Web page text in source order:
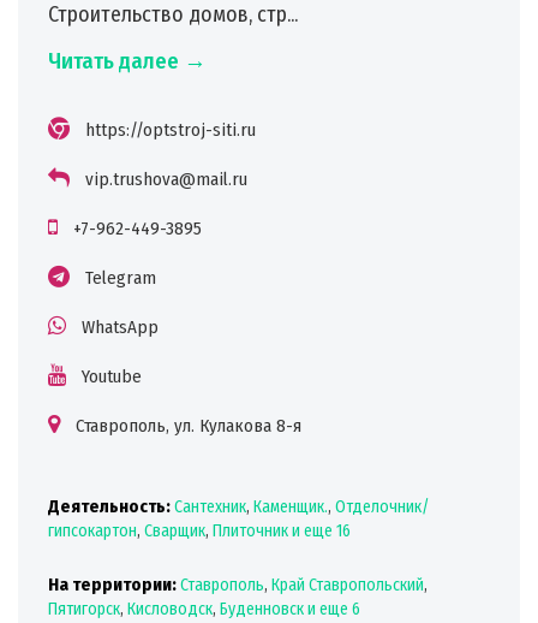
Строительство домов, стр...
Читать далее →
https://optstroj-siti.ru
vip.trushova@mail.ru
+7-962-449-3895
Telegram
WhatsApp
Youtube
Ставрополь, ул. Кулакова 8-я
Деятельность:Сантехник, Каменщик., Отделочник/
гипсокартон, Сварщик, Плиточники еще 16
На территории:Ставрополь, Край Ставропольский,
Пятигорск, Кисловодск, Буденновски еще 6